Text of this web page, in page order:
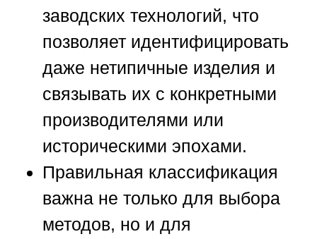
заводских технологий, что
позволяет идентифицировать
даже нетипичные изделия и
связывать их с конкретными
производителями или
историческими эпохами.
Правильная классификация
важна не только для выбора
методов, но и для